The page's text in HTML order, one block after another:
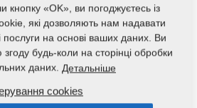
идеальную альтернативу
выделяются на тяжёлых
растительных остатков.
кнопку «OK», ви погоджуєтесь із
які дозволяють нам надавати
послуги на основі ваших даних. Ви
будь-коли на сторінці обробки
даних. Детальніше
cookies